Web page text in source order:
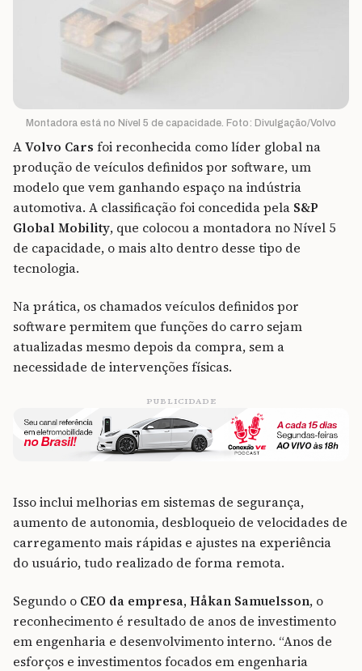
Montadora está no Nível 5 de capacidade. Foto: Divulgação/Volvo
AVolvo Cars foi reconhecida como líder global na
produção de veículos definidos por software, um
modelo que vem ganhando espaço na indústria
automotiva. A classificação foi concedida pela S&P
Global Mobility, que colocou a montadora no Nível 5
de capacidade, o mais alto dentro desse tipo de
tecnologia.
Na prática, os chamados veículos definidos por
software permitem que funções do carro sejam
atualizadas mesmo depois da compra, sem a
necessidade de intervenções físicas.
PUBLICIDADE
Isso inclui melhorias em sistemas de segurança,
aumento de autonomia, desbloqueio de velocidades de
carregamento mais rápidas e ajustes na experiência
do usuário, tudo realizado de forma remota.
Segundo o CEO da empresa, Håkan Samuelsson, o
reconhecimento é resultado de anos de investimento
em engenharia e desenvolvimento interno. “Anos de
esforços e investimentos focados em engenharia